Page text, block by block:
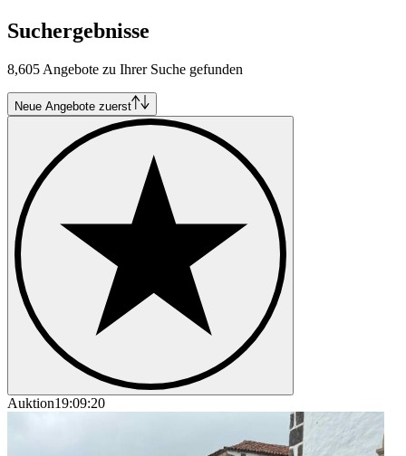
Suchergebnisse
8,605 Angebote zu Ihrer Suche gefunden
Neue Angebote zuerst
Auktion19:09:20